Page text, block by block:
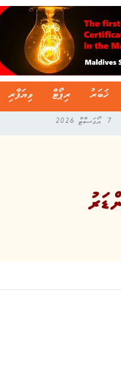
ޚަބަރު ރިޕޯޓް ވިޔަފާރި
7 އޯގަސްޓް 2026